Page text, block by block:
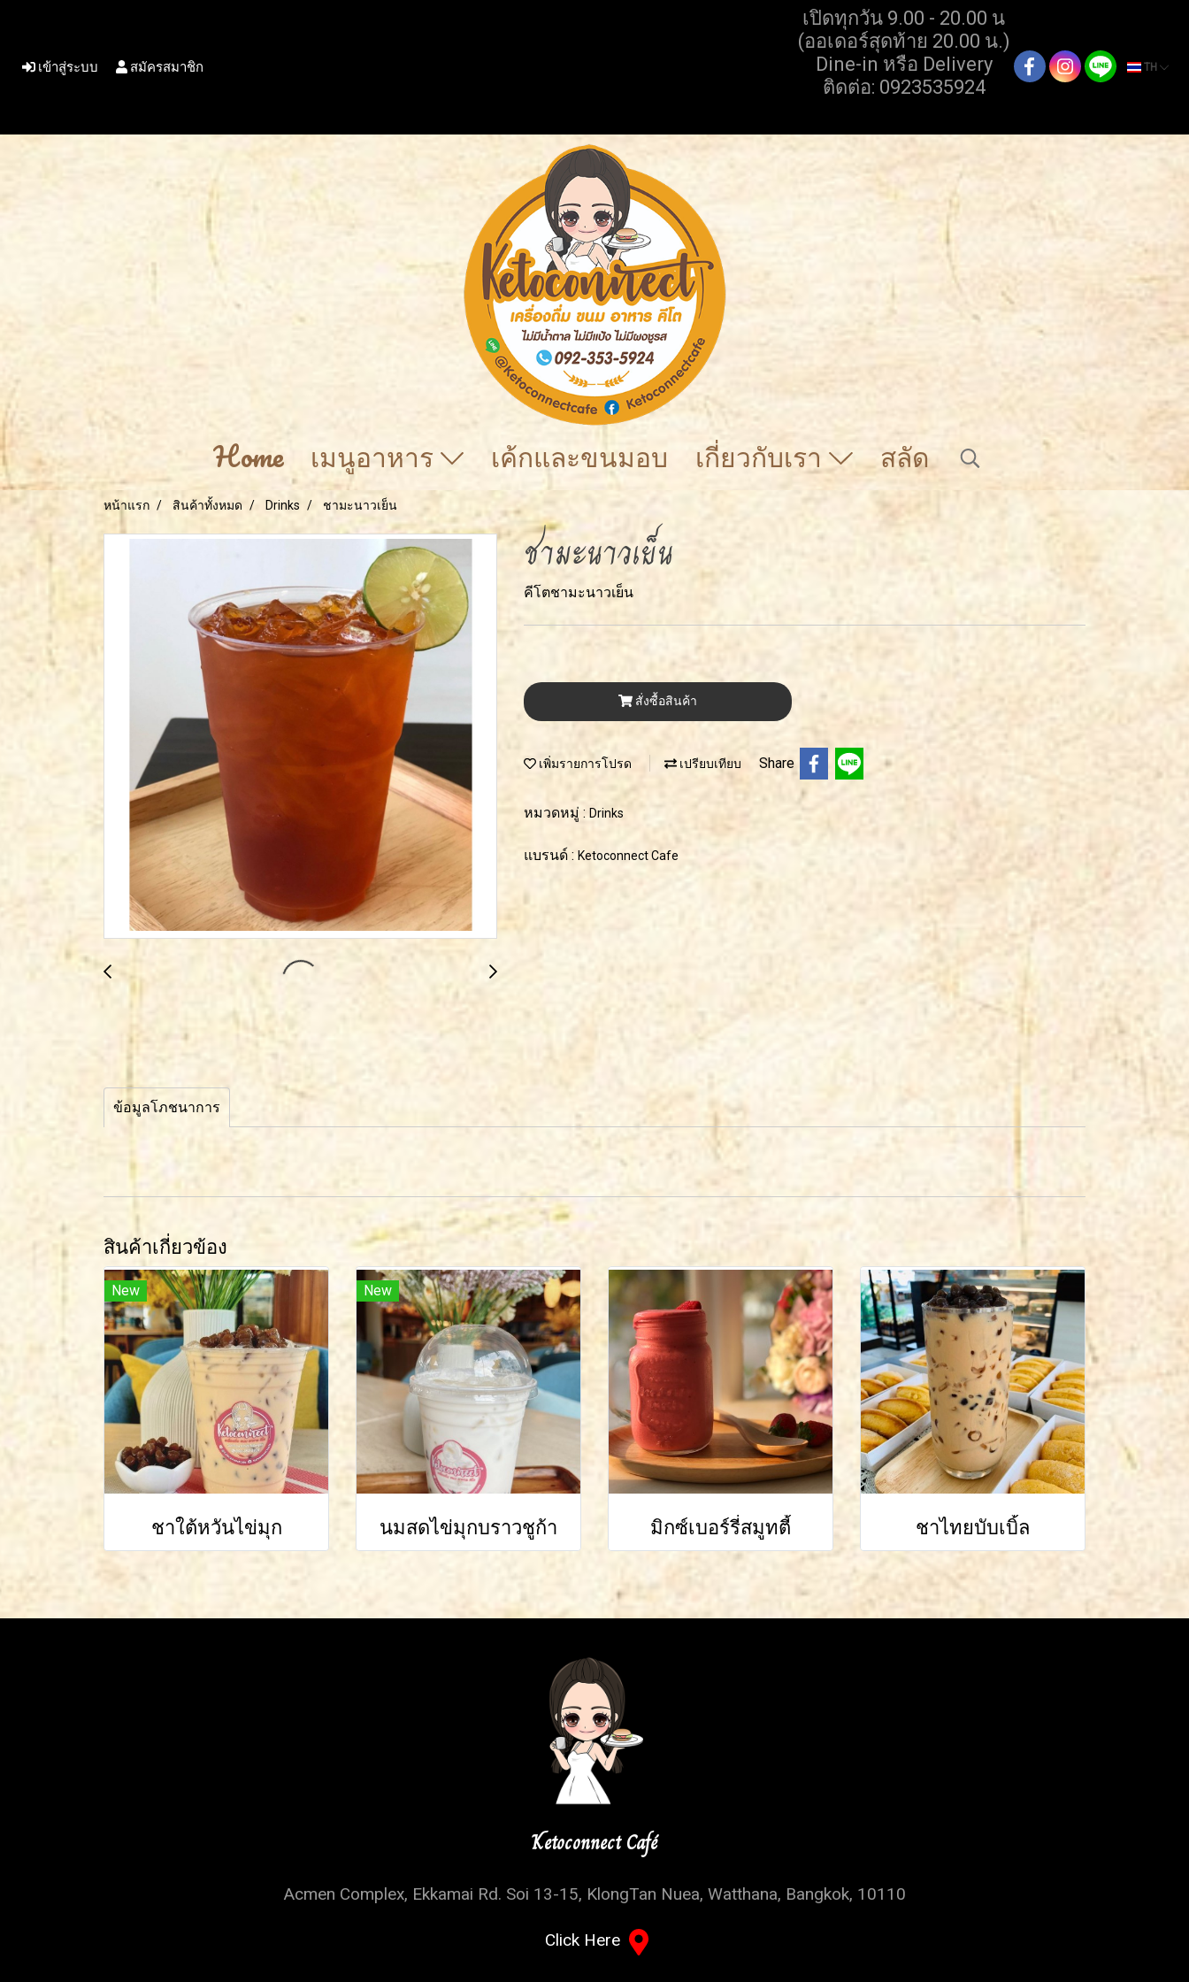
เข้าสู่ระบบ สมัครสมาชิก
เปิดทุกวัน 9.00 - 20.00 น
(ออเดอร์สุดท้าย 20.00 น.)
Dine-in หรือ Delivery
ติดต่อ: 0923535924
TH
Home เมนูอาหาร เค้กและขนมอบ เกี่ยวกับเรา สลัด
หน้าแรก สินค้าทั้งหมด Drinks ชามะนาวเย็น
ชามะนาวเย็น
คีโตชามะนาวเย็น
สั่งซื้อสินค้า
เพิ่มรายการโปรด เปรียบเทียบ Share
หมวดหมู่ : Drinks
แบรนด์ : Ketoconnect Cafe
ข้อมูลโภชนาการ
สินค้าเกี่ยวข้อง
New
ชาใต้หวันไข่มุก
New
นมสดไข่มุกบราวชูก้า มิกซ์เบอร์รี่สมูทตี้ ชาไทยบับเบิ้ล
Ketoconnect Café
Acmen Complex, Ekkamai Rd. Soi 13-15, KlongTan Nuea, Watthana, Bangkok, 10110
Click Here